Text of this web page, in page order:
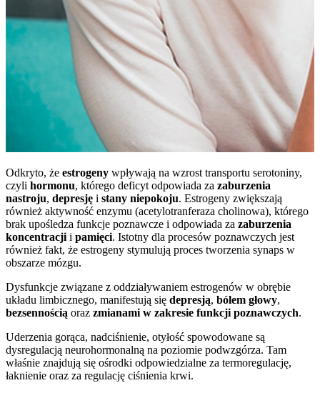
Odkryto, że estrogeny wpływają na wzrost transportu serotoniny,
czyli hormonu, którego deficyt odpowiada za zaburzenia
nastroju, depresję i stany niepokoju. Estrogeny zwiększają
również aktywność enzymu (acetylotranferaza cholinowa), którego
brak upośledza funkcje poznawcze i odpowiada za zaburzenia
koncentracji i pamięci. Istotny dla procesów poznawczych jest
również fakt, że estrogeny stymulują proces tworzenia synaps w
obszarze mózgu.
Dysfunkcje związane z oddziaływaniem estrogenów w obrębie
układu limbicznego, manifestują się depresją, bólem głowy,
bezsennością oraz zmianami w zakresie funkcji poznawczych.
Uderzenia gorąca, nadciśnienie, otyłość spowodowane są
dysregulacją neurohormonalną na poziomie podwzgórza. Tam
właśnie znajdują się ośrodki odpowiedzialne za termoregulację,
łaknienie oraz za regulację ciśnienia krwi.